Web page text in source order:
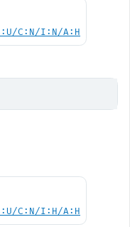
C:N/I:N/A:H
C:N/I:H/A:H